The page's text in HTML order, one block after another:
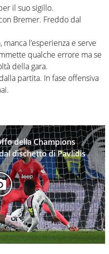
il suo sigillo.
Bremer. Freddo dal
l’esperienza e serve
qualche errore ma se
della gara.
partita. In fase offensiva
della Champions
dischetto di Pavlidis